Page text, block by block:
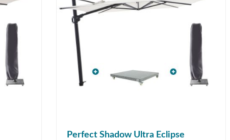
Perfect Shadow Ultra Eclipse